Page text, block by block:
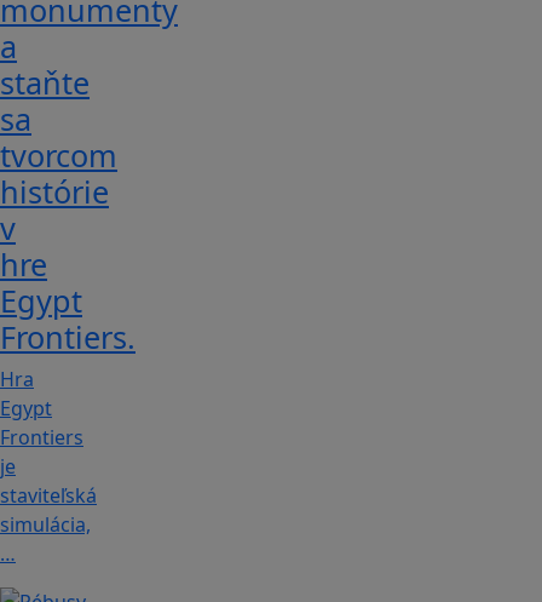
monumenty
a
staňte
sa
tvorcom
histórie
v
hre
Egypt
Frontiers.
Hra
Egypt
Frontiers
je
staviteľská
simulácia,
…